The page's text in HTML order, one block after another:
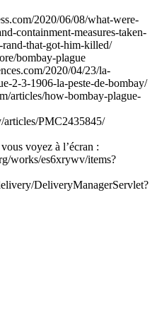
2020/06/08/what-were-
containment-measures-taken-
that-got-him-killed/
bombay-plague
2020/04/23/la-
2-3-1906-la-peste-de-bombay/
articles/how-bombay-plague-
PMC2435845/
voyez à l’écran :
works/es6xrywv/items?
DeliveryManagerServlet?